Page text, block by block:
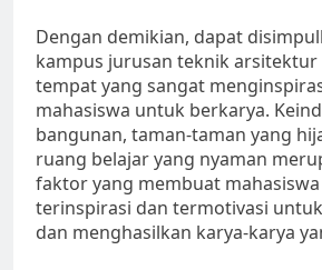
Dengan demikian, dapat
kampus jurusan teknik
tempat yang sangat
mahasiswa untuk berkarya.
bangunan, taman-taman yang
ruang belajar yang nyaman
faktor yang membuat
terinspirasi dan termotivasi
dan menghasilkan karya-karya